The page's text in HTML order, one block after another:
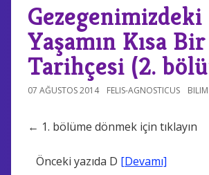
Gezegenimizdeki
Yaşamın Kısa Bir
Tarihçesi (2.
07 AĞUSTOS 2014 FELIS-AGNOSTICUS BILIM
← 1. bölüme dönmek için tıklayın
Önceki yazıda D [Devamı]